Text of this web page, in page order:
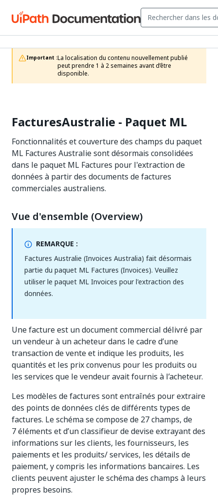
Important :La localisation du contenu nouvellement publié
peut prendre 1 à 2 semaines avant d’être
disponible.
FacturesAustralie - Paquet ML
Fonctionnalités et couverture des champs du paquet
ML Factures Australie sont désormais consolidées
dans le paquet ML Factures pour l'extraction de
données à partir des documents de factures
commerciales australiens.
Vue d'ensemble (Overview)
REMARQUE :
Factures Australie (Invoices Australia) fait désormais
partie du paquet ML Factures (Invoices). Veuillez
utiliser le paquet ML Invoices pour l'extraction des
données.
Une facture est un document commercial délivré par
un vendeur à un acheteur dans le cadre d’une
transaction de vente et indique les produits, les
quantités et les prix convenus pour les produits ou
les services que le vendeur avait fournis à l’acheteur.
Les modèles de factures sont entraînés pour extraire
des points de données clés de différents types de
factures. Le schéma se compose de 27 champs, de
7 éléments et d’un classifieur de devise extrayant des
informations sur les clients, les fournisseurs, les
paiements et les produits/ services, les détails de
paiement, y compris les informations bancaires. Les
clients peuvent ajuster le schéma des champs à leurs
propres besoins.